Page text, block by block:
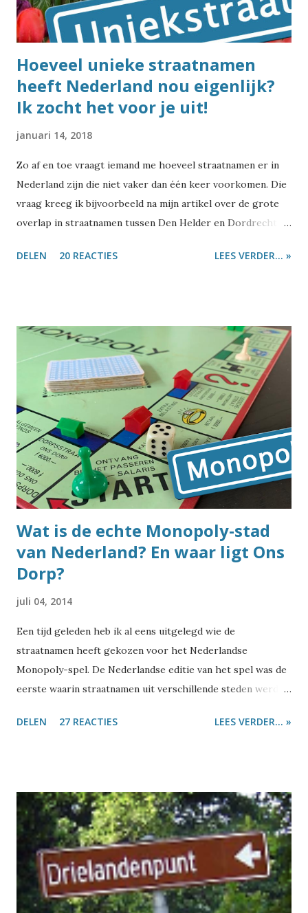
Hoeveel unieke straatnamen
heeft Nederland nou eigenlijk?
Ik zocht het voor je uit!
januari 14, 2018
Zo af en toe vraagt iemand me hoeveel straatnamen er in
Nederland zijn die niet vaker dan één keer voorkomen. Die
vraag kreeg ik bijvoorbeeld na mijn artikel over de grote
overlap in straatnamen tussen Den Helder en Dordrecht .
Nederlandse straatnamen . Of het gebeurt als ik wat schrijf
Aan de ene kant zijn er best veel straatnamen die heel vaak
voorkomen, en lijkt er dus weinig ruimte voor echt unieke
straatnamen. Maar aan de andere kant komen er eigenlijk
best vaak vreemde straatnamen voorbij waarvan je je haast
niet voor kunt stellen dat er meer straten zijn die zo heten.
Ik heb het eindelijk uitgezocht. Om het antwoord op de
vraag te vinden, ben ik weer eens in de BAG-database
gedoken. Dat is de database van de Basisregistraties
Adressen en Gebouwen, en daarin s...
DELEN 20 REACTIES LEES VERDER... »
Wat is de echte Monopoly-stad
van Nederland? En waar ligt Ons
Dorp?
juli 04, 2014
Een tijd geleden heb ik al eens uitgelegd wie de
straatnamen heeft gekozen voor het Nederlandse
Monopoly-spel. De Nederlandse editie van het spel was de
eerste waarin straatnamen uit verschillende steden werden
te vinden die al die straatnamen heeft? Dan zouden ze daar
hoe bijzonder die straatnamen uit het Monopoly-spel
eigenlijk zijn. In de top-10 met straatnamen die in het
Nederland het meest voorkomen, staat één straat uit
Monopoly: de Dorpsstraat . Die komt in Nederland 315 keer
voor, van Aalsmeer tot Zwolle. De Brink komt 67 keer voor,
van Almelo tot Zuidwolde. Op 43 plaatsen ligt een
DELEN 27 REACTIES LEES VERDER... »